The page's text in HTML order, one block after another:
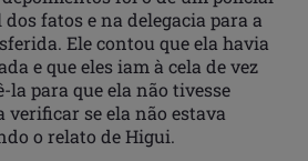
fatos e na delegacia para a
Ele contou que ela havia
e que eles iam à cela de vez
la para que ela não tivesse
verificar se ela não estava
o relato de Higui.